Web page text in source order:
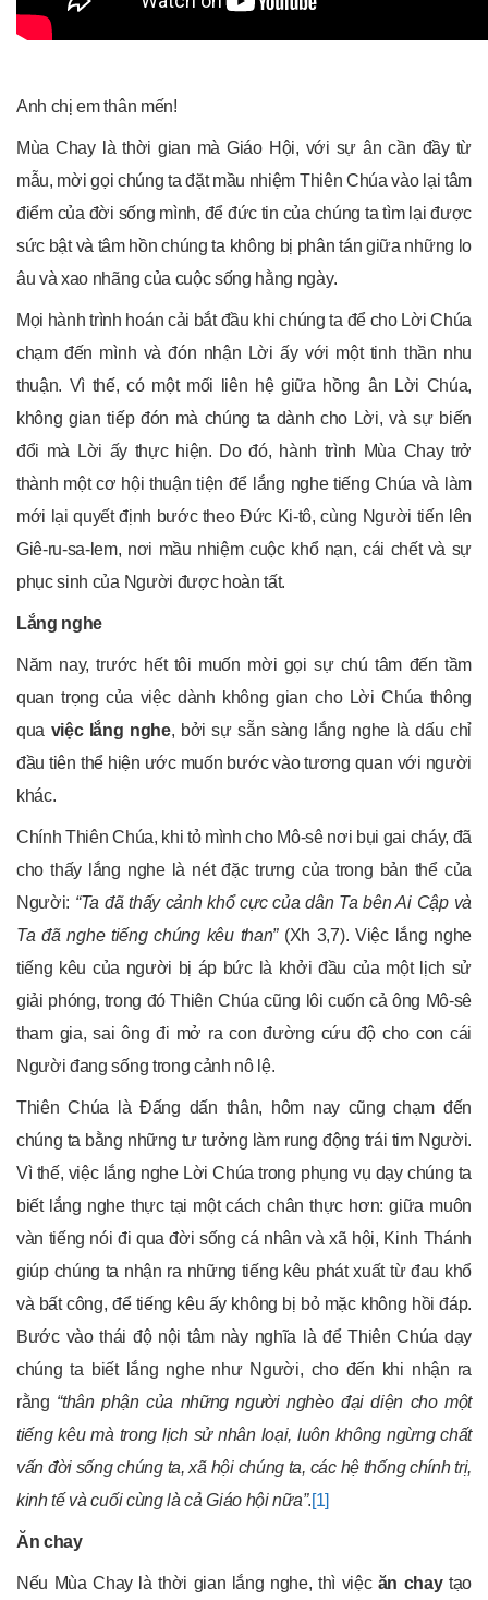
Anh chị em thân mến!
Mùa Chay là thời gian mà Giáo Hội, với sự ân cần đầy từ
mẫu, mời gọi chúng ta đặt mầu nhiệm Thiên Chúa vào lại tâm
điểm của đời sống mình, để đức tin của chúng ta tìm lại được
sức bật và tâm hồn chúng ta không bị phân tán giữa những lo
âu và xao nhãng của cuộc sống hằng ngày.
Mọi hành trình hoán cải bắt đầu khi chúng ta để cho Lời Chúa
chạm đến mình và đón nhận Lời ấy với một tinh thần nhu
thuận. Vì thế, có một mối liên hệ giữa hồng ân Lời Chúa,
không gian tiếp đón mà chúng ta dành cho Lời, và sự biến
đổi mà Lời ấy thực hiện. Do đó, hành trình Mùa Chay trở
thành một cơ hội thuận tiện để lắng nghe tiếng Chúa và làm
mới lại quyết định bước theo Đức Ki-tô, cùng Người tiến lên
Giê-ru-sa-lem, nơi mầu nhiệm cuộc khổ nạn, cái chết và sự
phục sinh của Người được hoàn tất.
Lắng nghe
Năm nay, trước hết tôi muốn mời gọi sự chú tâm đến tầm
quan trọng của việc dành không gian cho Lời Chúa thông
qua việc lắng nghe, bởi sự sẵn sàng lắng nghe là dấu chỉ
đầu tiên thể hiện ước muốn bước vào tương quan với người
khác.
Chính Thiên Chúa, khi tỏ mình cho Mô-sê nơi bụi gai cháy, đã
cho thấy lắng nghe là nét đặc trưng của trong bản thể của
Người: “Ta đã thấy cảnh khổ cực của dân Ta bên Ai Cập và
Ta đã nghe tiếng chúng kêu than”(Xh 3,7). Việc lắng nghe
tiếng kêu của người bị áp bức là khởi đầu của một lịch sử
giải phóng, trong đó Thiên Chúa cũng lôi cuốn cả ông Mô-sê
tham gia, sai ông đi mở ra con đường cứu độ cho con cái
Người đang sống trong cảnh nô lệ.
Thiên Chúa là Đấng dấn thân, hôm nay cũng chạm đến
chúng ta bằng những tư tưởng làm rung động trái tim Người.
Vì thế, việc lắng nghe Lời Chúa trong phụng vụ dạy chúng ta
biết lắng nghe thực tại một cách chân thực hơn: giữa muôn
vàn tiếng nói đi qua đời sống cá nhân và xã hội, Kinh Thánh
giúp chúng ta nhận ra những tiếng kêu phát xuất từ đau khổ
và bất công, để tiếng kêu ấy không bị bỏ mặc không hồi đáp.
Bước vào thái độ nội tâm này nghĩa là để Thiên Chúa dạy
chúng ta biết lắng nghe như Người, cho đến khi nhận ra
rằng “thân phận của những người nghèo đại diện cho một
tiếng kêu mà trong lịch sử nhân loại, luôn không ngừng chất
vấn đời sống chúng ta, xã hội chúng ta, các hệ thống chính trị,
kinh tế và cuối cùng là cả Giáo hội nữa”.[1]
Ăn chay
Nếu Mùa Chay là thời gian lắng nghe, thì việc ăn chaytạo